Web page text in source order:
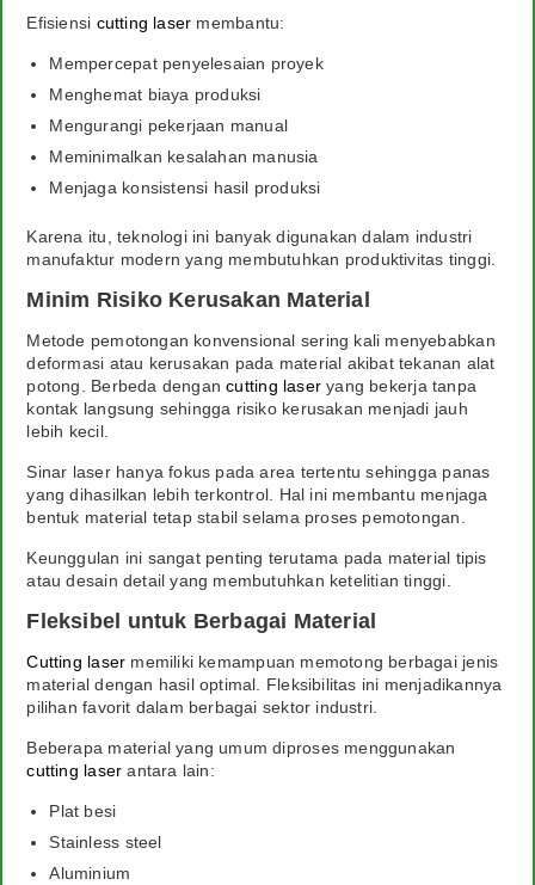
Efisiensi cutting laser membantu:
Mempercepat penyelesaian proyek
Menghemat biaya produksi
Mengurangi pekerjaan manual
Meminimalkan kesalahan manusia
Menjaga konsistensi hasil produksi
Karena itu, teknologi ini banyak digunakan dalam industri
manufaktur modern yang membutuhkan produktivitas tinggi.
Minim Risiko Kerusakan Material
Metode pemotongan konvensional sering kali menyebabkan
deformasi atau kerusakan pada material akibat tekanan alat
potong. Berbeda dengancutting laseryang bekerja tanpa
kontak langsung sehingga risiko kerusakan menjadi jauh
lebih kecil.
Sinar laser hanya fokus pada area tertentu sehingga panas
yang dihasilkan lebih terkontrol. Hal ini membantu menjaga
bentuk material tetap stabil selama proses pemotongan.
Keunggulan ini sangat penting terutama pada material tipis
atau desain detail yang membutuhkan ketelitian tinggi.
Fleksibel untuk Berbagai Material
Cutting laser memiliki kemampuan memotong berbagai jenis
material dengan hasil optimal. Fleksibilitas ini menjadikannya
pilihan favorit dalam berbagai sektor industri.
Beberapa material yang umum diproses menggunakan
cutting laserantara lain:
Plat besi
Stainless steel
Aluminium